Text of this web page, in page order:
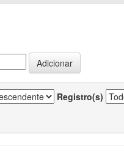
Registro(s)